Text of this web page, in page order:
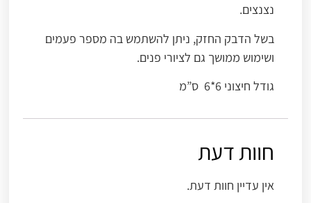
נצנצים.
בשל הדבק החזק, ניתן להשתמש בה מספר פעמים
ושימוש ממושך גם לציורי פנים.
גודל חיצוני 6*6 ס”מ
חוות דעת
אין עדיין חוות דעת.